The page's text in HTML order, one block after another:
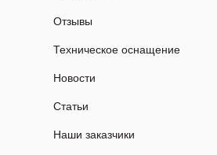
Отзывы
Техническое оснащение
Новости
Статьи
Наши заказчики